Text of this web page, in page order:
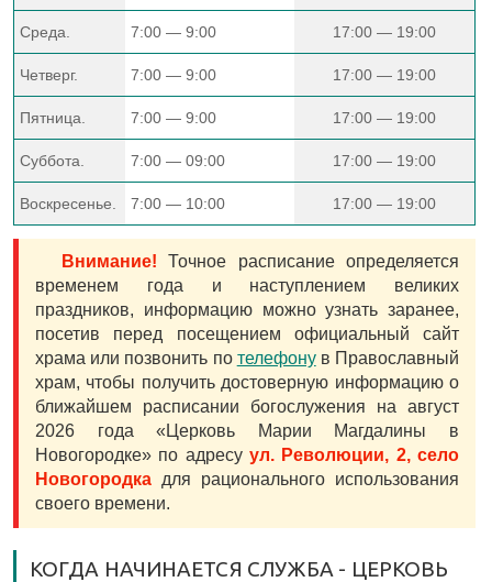
Среда. 7:00 — 9:00 17:00 — 19:00
Четверг. 7:00 — 9:00 17:00 — 19:00
Пятница. 7:00 — 9:00 17:00 — 19:00
Суббота. 7:00 — 09:00 17:00 — 19:00
Воскресенье. 7:00 — 10:00 17:00 — 19:00
Внимание! Точное расписание определяется
временем года и наступлением великих
праздников, информацию можно узнать заранее,
посетив перед посещением официальный сайт
храма или позвонить по телефонув Православный
храм, чтобы получить достоверную информацию о
ближайшем расписании богослужения на август
2026 года «Церковь Марии Магдалины в
Новогородке» по адресу ул. Революции, 2, село
Новогородка для рационального использования
своего времени.
КОГДА НАЧИНАЕТСЯ СЛУЖБА - ЦЕРКОВЬ